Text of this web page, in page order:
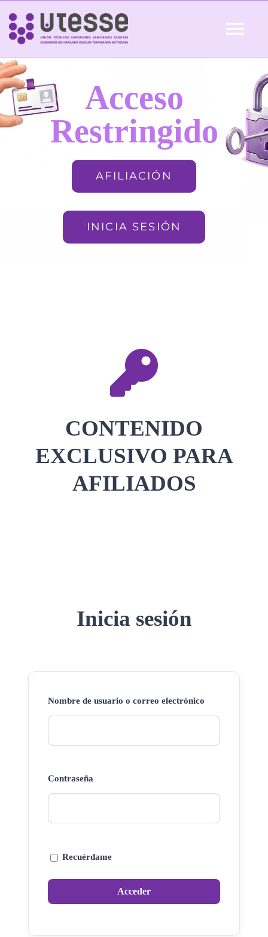
Skip
content
Inicio
QUIÉNES SOMOS Acceso
Restringido
AFILIACIÓN
INICIA SESIÓN
CONTENIDO
EXCLUSIVO PARA
AFILIADOS
Inicia sesión
Nombre de usuario o correo electrónico
Contraseña
Recuérdame